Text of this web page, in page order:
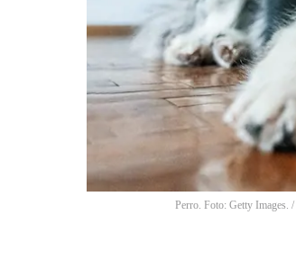
Perro. Foto: Getty Images. /